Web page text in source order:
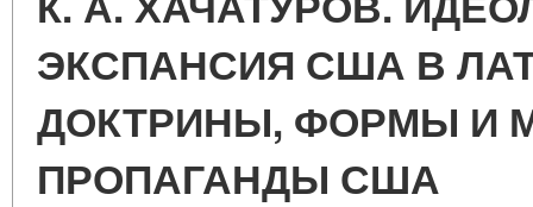
ЭКСПАНСИЯ США В
ДОКТРИНЫ, ФОРМЫ И
ПРОПАГАНДЫ США